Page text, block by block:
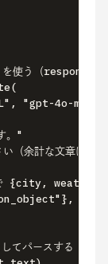
を使う（
"gpt-4o-
。"
（余計な文章は一切
{city,
てパースする